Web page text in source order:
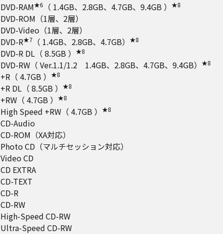
DVD-RAM★6 （ 1.4GB、2.8GB、4.7GB、9.4GB ） ★8
DVD-ROM（1層、2層）
DVD-Video（1層、2層）
DVD-R★7 （ 1.4GB、2.8GB、4.7GB） ★8
DVD-R DL（ 8.5GB ） ★8
DVD-RW（ Ver.1.1/1.2 1.4GB、2.8GB、4.7GB、9.4GB） ★8
+R（ 4.7GB ） ★8
+R DL（ 8.5GB ） ★8
+RW（ 4.7GB ） ★8
High Speed +RW（ 4.7GB ） ★8
CD-Audio
CD-ROM（XA対応）
Photo CD（マルチセッション対応）
Video CD
CD EXTRA
CD-TEXT
CD-R
CD-RW
High-Speed CD-RW
Ultra-Speed CD-RW